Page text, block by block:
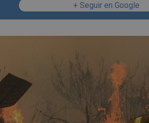
+ Seguir en Google